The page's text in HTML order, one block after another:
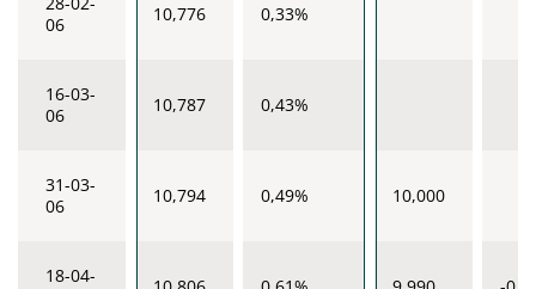
06
10,776 0,33%
16-03-
06
10,787 0,43%
31-03-
06
10,794 0,49% 10,000
18-04-